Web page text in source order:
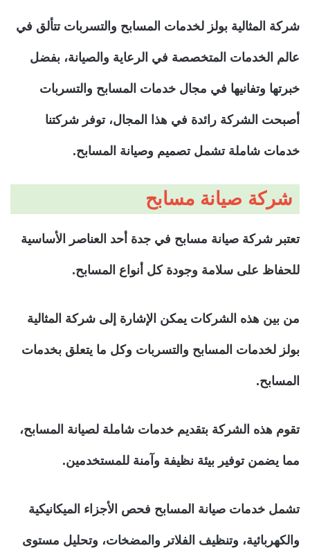
شركة المثالية بولز لخدمات المسابح والتسربات تتألق في
عالم الخدمات المتخصصة في الرعاية والصيانة، بفضل
خبرتها وتفانيها في مجال خدمات المسابح والتسربات
أصبحت الشركة رائدة في هذا المجال، توفر شركتنا
خدمات شاملة تشمل تصميم وصيانة المسابح.
شركة صيانة مسابح
تعتبر شركة صيانة مسابح في جدة أحد العناصر الأساسية
للحفاظ على سلامة وجودة كل أنواع المسابح.
من بين هذه الشركات يمكن الإشارة إلى شركة المثالية
بولز لخدمات المسابح والتسربات وكل ما يتعلق بخدمات
المسابح.
تقوم هذه الشركة بتقديم خدمات شاملة لصيانة المسابح،
مما يضمن توفير بيئة نظيفة وآمنة للمستخدمين.
تشمل خدمات صيانة المسابح فحص الأجزاء الميكانيكية
والكهربائية، وتنظيف الفلاتر والمضخات، وتحليل مستوى